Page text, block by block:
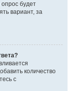
будет
вариант, за
количество
с